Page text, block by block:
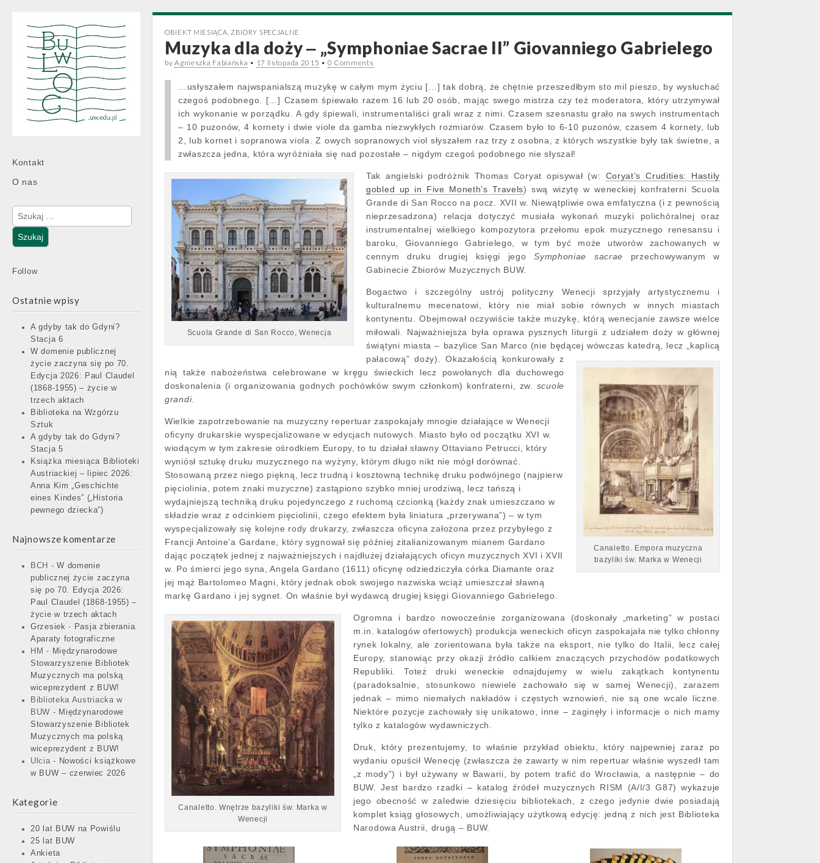
Main
menu
Skip
content
Kontakt
O nas
Szukaj:
Follow
Ostatnie wpisy
A gdyby tak do Gdyni?
Stacja 6
W domenie publicznej
życie zaczyna się po 70.
Edycja 2026: Paul Claudel
(1868-1955) – życie w
trzech aktach
Biblioteka na Wzgórzu
Sztuk
A gdyby tak do Gdyni?
Stacja 5
Książka miesiąca Biblioteki
Austriackiej – lipiec 2026:
Anna Kim „Geschichte
eines Kindes” („Historia
pewnego dziecka”)
Najnowsze komentarze
BCH -W domenie
publicznej życie zaczyna
się po 70. Edycja 2026:
Paul Claudel (1868-1955) –
życie w trzech aktach
Grzesiek - Pasja zbierania.
Aparaty fotograficzne
HM - Międzynarodowe
Stowarzyszenie Bibliotek
Muzycznych ma polską
wiceprezydent z BUW!
Biblioteka Austriacka w
BUW - Międzynarodowe
Stowarzyszenie Bibliotek
Muzycznych ma polską
wiceprezydent z BUW!
Ulcia - Nowości książkowe
w BUW – czerwiec 2026
Kategorie
20 lat BUW na Powiślu
25 lat BUW
Ankieta
OBIEKT MIESIĄCA ZBIORY SPECJALNE
Muzyka dla doży ‒ „Symphoniae Sacrae II” Giovanniego Gabrielego
byAgnieszka Fabiańska • 17 listopada 2015 • 0 Comments
…usłyszałem najwspanialszą muzykę w całym mym życiu […] tak dobrą, że chętnie przeszedłbym sto mil pieszo, by wysłuchać
czegoś podobnego. […] Czasem śpiewało razem 16 lub 20 osób, mając swego mistrza czy też moderatora, który utrzymywał
ich wykonanie w porządku. A gdy śpiewali, instrumentaliści grali wraz z nimi. Czasem szesnastu grało na swych instrumentach
‒ 10 puzonów, 4 kornety i dwie viole da gamba niezwykłych rozmiarów. Czasem było to 6-10 puzonów, czasem 4 kornety, lub
2, lub kornet i sopranowa viola. Z owych sopranowych viol słyszałem raz trzy z osobna, z których wszystkie były tak świetne, a
zwłaszcza jedna, która wyróżniała się nad pozostałe – nigdym czegoś podobnego nie słyszał!
Scuola Grande di San Rocco, Wenecja
Tak angielski podróżnik Thomas Coryat opisywał (w: Coryat’s Crudities: Hastily
gobled up in Five Moneth’s Travels) swą wizytę w weneckiej konfraterni Scuola
Grande di San Rocco na pocz. XVII w. Niewątpliwie owa emfatyczna (i z pewnością
nieprzesadzona) relacja dotyczyć musiała wykonań muzyki polichóralnej oraz
instrumentalnej wielkiego kompozytora przełomu epok muzycznego renesansu i
baroku, Giovanniego Gabrielego, w tym być może utworów zachowanych w
cennym druku drugiej księgi jegoSymphoniae sacrae przechowywanym w
Gabinecie Zbiorów Muzycznych BUW.
Canaletto. Empora muzyczna
bazyliki św. Marka w Wenecji
Bogactwo i szczególny ustrój polityczny Wenecji sprzyjały artystycznemu i
kulturalnemu mecenatowi, który nie miał sobie równych w innych miastach
kontynentu. Obejmował oczywiście także muzykę, którą wenecjanie zawsze wielce
miłowali. Najważniejsza była oprawa pysznych liturgii z udziałem doży w głównej
świątyni miasta ‒ bazylice San Marco (nie będącej wówczas katedrą, lecz „kaplicą
pałacową” doży). Okazałością konkurowały z
nią także nabożeństwa celebrowane w kręgu świeckich lecz powołanych dla duchowego
doskonalenia (i organizowania godnych pochówków swym członkom) konfraterni, zw. scuole
grandi.
Wielkie zapotrzebowanie na muzyczny repertuar zaspokajały mnogie działające w Wenecji
oficyny drukarskie wyspecjalizowane w edycjach nutowych. Miasto było od początku XVI w.
wiodącym w tym zakresie ośrodkiem Europy, to tu działał sławny Ottaviano Petrucci, który
wyniósł sztukę druku muzycznego na wyżyny, którym długo nikt nie mógł dorównać.
Stosowaną przez niego piękną, lecz trudną i kosztowną technikę druku podwójnego (najpierw
pięciolinia, potem znaki muzyczne) zastąpiono szybko mniej urodziwą, lecz tańszą i
wydajniejszą techniką druku pojedynczego z ruchomą czcionką (każdy znak umieszczano w
składzie wraz z odcinkiem pięciolinii, czego efektem była liniatura „przerywana”) ‒ w tym
wyspecjalizowały się kolejne rody drukarzy, zwłaszcza oficyna założona przez przybyłego z
Francji Antoine’a Gardane, który sygnował się później zitalianizowanym mianem Gardano
dając początek jednej z najważniejszych i najdłużej działających oficyn muzycznych XVI i XVII
w. Po śmierci jego syna, Angela Gardano (1611) oficynę odziedziczyła córka Diamante oraz
jej mąż Bartolomeo Magni, który jednak obok swojego nazwiska wciąż umieszczał sławną
markę Gardano i jej sygnet. On właśnie był wydawcą drugiej księgi Giovanniego Gabrielego.
Canaletto. Wnętrze bazyliki św. Marka w
Wenecji
Ogromna i bardzo nowocześnie zorganizowana (doskonały „marketing” w postaci
m.in. katalogów ofertowych) produkcja weneckich oficyn zaspokajała nie tylko chłonny
rynek lokalny, ale zorientowana była także na eksport, nie tylko do Italii, lecz całej
Europy, stanowiąc przy okazji źródło całkiem znaczących przychodów podatkowych
Republiki. Toteż druki weneckie odnajdujemy w wielu zakątkach kontynentu
(paradoksalnie, stosunkowo niewiele zachowało się w samej Wenecji), zarazem
jednak ‒ mimo niemałych nakładów i częstych wznowień, nie są one wcale liczne.
Niektóre pozycje zachowały się unikatowo, inne ‒ zaginęły i informacje o nich mamy
tylko z katalogów wydawniczych.
Druk, który prezentujemy, to właśnie przykład obiektu, który najpewniej zaraz po
wydaniu opuścił Wenecję (zwłaszcza że zawarty w nim repertuar właśnie wyszedł tam
„z mody”) i był używany w Bawarii, by potem trafić do Wrocławia, a następnie ‒ do
BUW. Jest bardzo rzadki ‒ katalog źródeł muzycznych RISM (A/I/3 G87) wykazuje
jego obecność w zaledwie dziesięciu bibliotekach, z czego jedynie dwie posiadają
komplet ksiąg głosowych, umożliwiający użytkową edycję: jedną z nich jest Biblioteka
Narodowa Austrii, drugą ‒ BUW.